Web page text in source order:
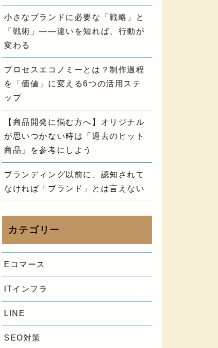
小さなブランドに必要な「戦略」と
「戦術」——違いを知れば、行動が
変わる
プロセスエコノミーとは？制作過程
を「価値」に変える6つの活用ステ
ップ
【商品開発に悩む方へ】オリジナル
が思いつかない時は「過去のヒット
商品」を参考にしよう
ブランディング以前に、認知されて
なければ「ブランド」とは言えない
カテゴリー
Eコマース
ITインフラ
LINE
SEO対策